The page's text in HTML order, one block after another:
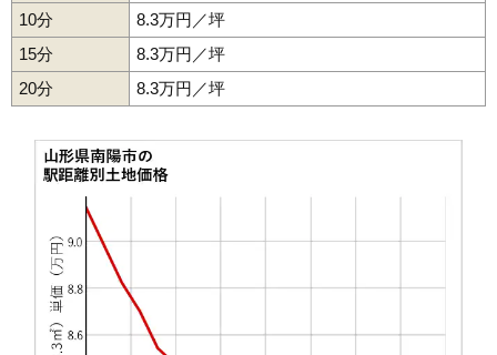
10分
8.3万円／坪
15分
8.3万円／坪
20分
8.3万円／坪